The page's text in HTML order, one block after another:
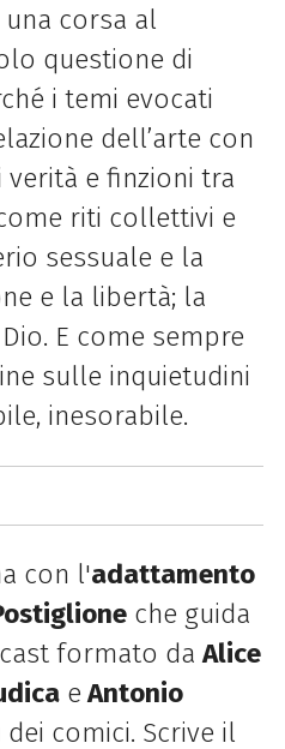
corsa al
questione di
i temi evocati
dell’arte con
e finzioni tra
riti collettivi e
sessuale e la
e la libertà; la
E come sempre
sulle inquietudini
inesorabile.
con l'adattamento
che guida
formato daAlice
eAntonio
comici. Scrive il